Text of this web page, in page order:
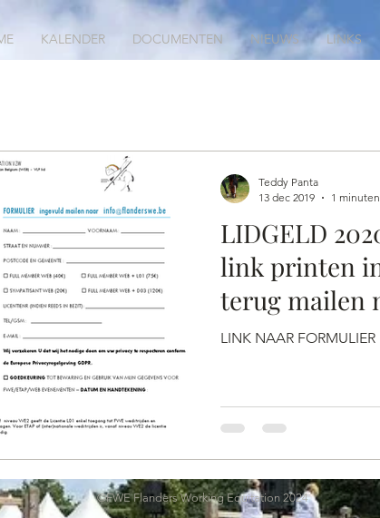
KALENDER DOCUMENTEN NIEUWS LINKS
LIDGELD
link printen
terug mailen
LINK NAAR
Teddy Panta
13 dec 2019
1
©FWE Flanders Working Equitation 2024